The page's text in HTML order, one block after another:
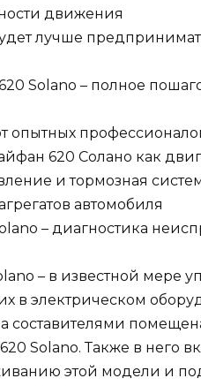
движения
лучше
Solano – полное
опытных
620 Солано как
и тормозная
автомобиля
– диагностика
– в известной мере
в электрическом
составителями
Solano. Также в него
этой модели и